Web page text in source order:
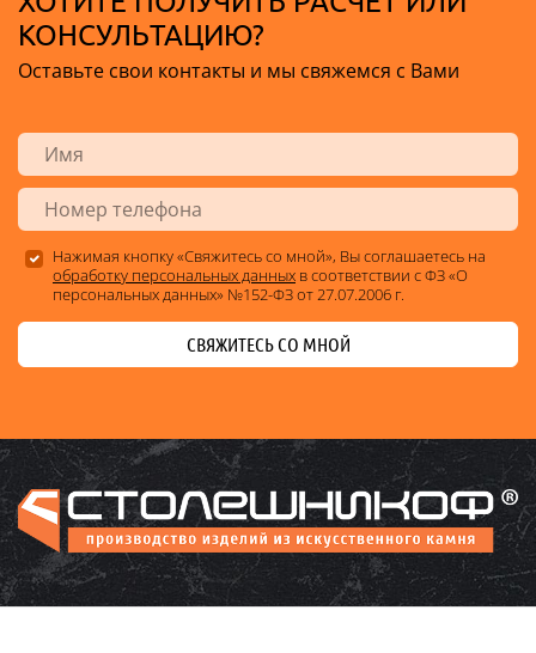
КОНСУЛЬТАЦИЮ?
Оставьте свои контакты и мы свяжемся с Вами
Нажимая кнопку «Свяжитесь со мной», Вы соглашаетесь на
обработку персональных данных в соответствии с ФЗ «О
персональных данных» №152-ФЗ от 27.07.2006 г.
СВЯЖИТЕСЬ СО МНОЙ